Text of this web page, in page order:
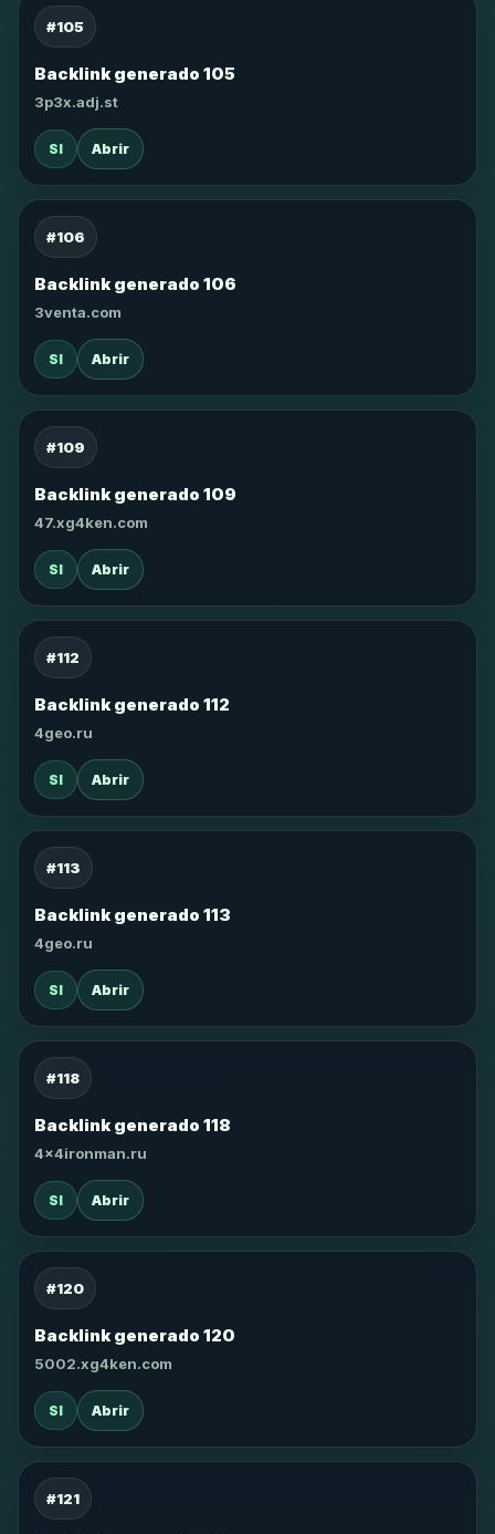
#105
Backlink generado 105
3p3x.adj.st
SI Abrir
#106
Backlink generado 106
3venta.com
SI Abrir
#109
Backlink generado 109
47.xg4ken.com
SI Abrir
#112
Backlink generado 112
4geo.ru
SI Abrir
#113
Backlink generado 113
4geo.ru
SI Abrir
#118
Backlink generado 118
4x4ironman.ru
SI Abrir
#120
Backlink generado 120
5002.xg4ken.com
SI Abrir
#121